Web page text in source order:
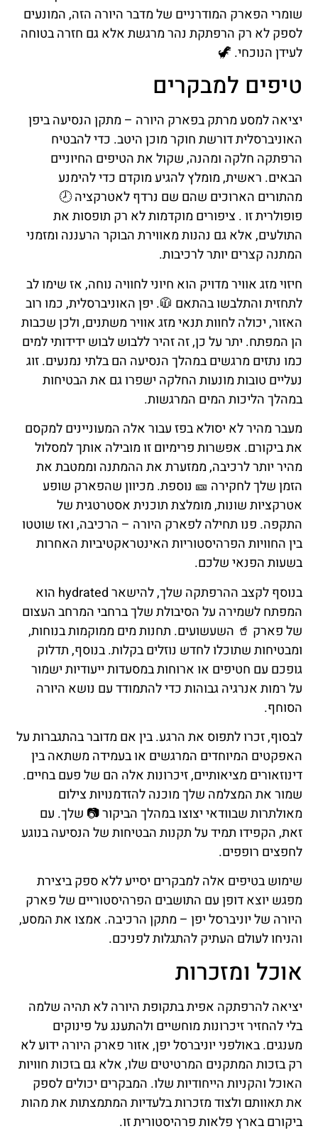
שומרי הפארק המודרניים של מדבר היורה הזה, המונעים
לספק לא רק הרפתקת נהר מרגשת אלא גם חזרה בטוחה
לעידן הנוכחי. 🦖
טיפים למבקרים
יציאה למסע מרתק בפארק היורה – מתקן הנסיעה ביפן
האוניברסלית דורשת חוקר מוכן היטב. כדי להבטיח
הרפתקה חלקה ומהנה, שקול את הטיפים החיוניים
הבאים. ראשית, מומלץ להגיע מוקדם כדי להימנע
מהתורים הארוכים שהם שם נרדף לאטרקציה 🕗
פופולרית זו . ציפורים מוקדמות לא רק תופסות את
התולעים, אלא גם נהנות מאווירת הבוקר הרעננה ומזמני
המתנה קצרים יותר לרכיבות.
חיזוי מזג אוויר מדויק הוא חיוני לחוויה נוחה, אז שימו לב
לתחזית והתלבשו בהתאם 🧥. יפן האוניברסלית, כמו רוב
האזור, יכולה לחוות תנאי מזג אוויר משתנים, ולכן שכבות
הן המפתח. יתר על כן, זה זהיר ללבוש לבוש ידידותי למים
כמו נתזים מרגשים במהלך הנסיעה הם בלתי נמנעים. זוג
נעליים טובות מונעות החלקה ישפרו גם את הבטיחות
במהלך הליכות המים המרגשות.
מעבר מהיר לא יסולא בפז עבור אלה המעוניינים למקסם
את ביקורם. אפשרות פרימיום זו מובילה אותך למסלול
מהיר יותר לרכיבה, ממזערת את ההמתנה וממטבת את
הזמן שלך לחקירה 🎫 נוספת. מכיוון שהפארק שופע
אטרקציות שונות, מומלצת תוכנית אסטרטגית של
התקפה. פנו תחילה לפארק היורה – הרכיבה, ואז שוטטו
בין החוויות הפרהיסטוריות האינטראקטיביות האחרות
בשעות הפנאי שלכם.
בנוסף לקצב ההרפתקה שלך, להישאר hydrated הוא
המפתח לשמירה על הסיבולת שלך ברחבי המרחב העצום
של פארק 🥤 השעשועים. תחנות מים ממוקמות בנוחות,
ומבטיחות שתוכלו לחדש נוזלים בקלות. בנוסף, תדלוק
גופכם עם חטיפים או ארוחות במסעדות ייעודיות ישמור
על רמות אנרגיה גבוהות כדי להתמודד עם נושא היורה
הסוחף.
לבסוף, זכרו לתפוס את הרגע. בין אם מדובר בהתגברות על
האפקטים המיוחדים המרגשים או בעמידה משתאה בין
דינוזאורים מציאותיים, זיכרונות אלה הם של פעם בחיים.
שמור את המצלמה שלך מוכנה להזדמנויות צילום
מאולתרות שבוודאי יצוצו במהלך הביקור 📷 שלך. עם
זאת, הקפידו תמיד על תקנות הבטיחות של הנסיעה בנוגע
לחפצים רופפים.
שימוש בטיפים אלה למבקרים יסייע ללא ספק ביצירת
מפגש יוצא דופן עם התושבים הפרהיסטוריים של פארק
היורה של יוניברסל יפן – מתקן הרכיבה. אמצו את המסע,
והניחו לעולם העתיק להתגלות לפניכם.
אוכל ומזכרות
יציאה להרפתקה אפית בתקופת היורה לא תהיה שלמה
בלי להחזיר זיכרונות מוחשיים ולהתענג על פינוקים
מענגים. באולפני יוניברסל יפן, אזור פארק היורה ידוע לא
רק בזכות המתקנים המרטיטים שלו, אלא גם בזכות חוויות
האוכל והקניות הייחודיות שלו. המבקרים יכולים לספק
את תאוותם ולצוד מזכרות בלעדיות המתמצתות את מהות
ביקורם בארץ פלאות פרהיסטורית זו.